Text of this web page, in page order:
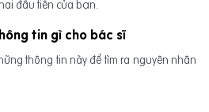
đầu tiên của bạn.
tin gì cho bác sĩ
thông tin này để tìm ra nguyên nhân